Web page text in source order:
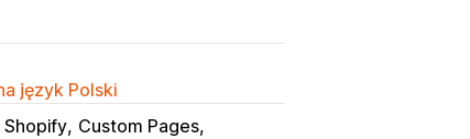
język Polski
Shopify Custom Pages